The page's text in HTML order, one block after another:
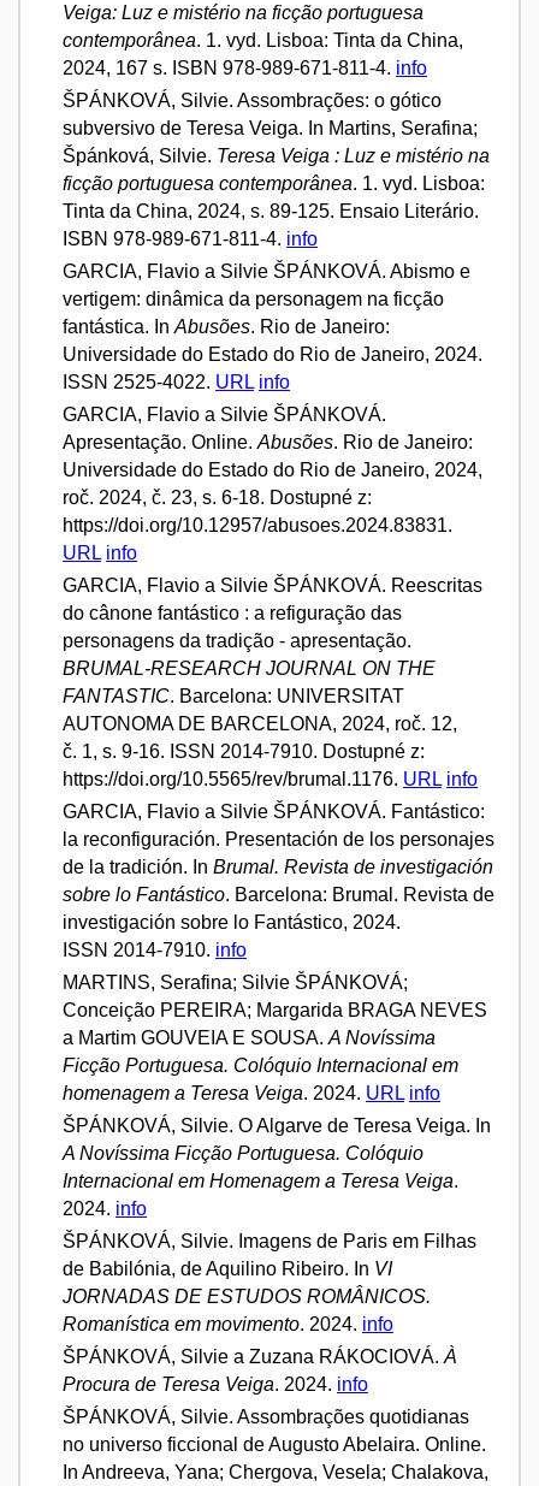
Veiga: Luz e mistério na ficção portuguesa
contemporânea. 1. vyd. Lisboa: Tinta da China,
2024, 167 s. ISBN 978-989-671-811-4. info
ŠPÁNKOVÁ, Silvie. Assombrações: o gótico
subversivo de Teresa Veiga. In Martins, Serafina;
Špánková, Silvie. Teresa Veiga : Luz e mistério na
ficção portuguesa contemporânea. 1. vyd. Lisboa:
Tinta da China, 2024, s. 89-125. Ensaio Literário.
ISBN 978-989-671-811-4. info
GARCIA, Flavio a Silvie ŠPÁNKOVÁ. Abismo e
vertigem: dinâmica da personagem na ficção
fantástica. In Abusões. Rio de Janeiro:
Universidade do Estado do Rio de Janeiro, 2024.
ISSN 2525-4022. URL info
GARCIA, Flavio a Silvie ŠPÁNKOVÁ.
Apresentação. Online. Abusões. Rio de Janeiro:
Universidade do Estado do Rio de Janeiro, 2024,
roč. 2024, č. 23, s. 6-18. Dostupné z:
https://doi.org/10.12957/abusoes.2024.83831.
URL info
GARCIA, Flavio a Silvie ŠPÁNKOVÁ. Reescritas
do cânone fantástico : a refiguração das
personagens da tradição - apresentação.
BRUMAL-RESEARCH JOURNAL ON THE
FANTASTIC. Barcelona: UNIVERSITAT
AUTONOMA DE BARCELONA, 2024, roč. 12,
č. 1, s. 9-16. ISSN 2014-7910. Dostupné z:
https://doi.org/10.5565/rev/brumal.1176. URL info
GARCIA, Flavio a Silvie ŠPÁNKOVÁ. Fantástico:
la reconfiguración. Presentación de los personajes
de la tradición. In Brumal. Revista de investigación
sobre lo Fantástico. Barcelona: Brumal. Revista de
investigación sobre lo Fantástico, 2024.
ISSN 2014-7910. info
MARTINS, Serafina; Silvie ŠPÁNKOVÁ;
Conceição PEREIRA; Margarida BRAGA NEVES
a Martim GOUVEIA E SOUSA. A Novíssima
Ficção Portuguesa. Colóquio Internacional em
homenagem a Teresa Veiga. 2024. URL info
ŠPÁNKOVÁ, Silvie. O Algarve de Teresa Veiga. In
A Novíssima Ficção Portuguesa. Colóquio
Internacional em Homenagem a Teresa Veiga.
2024. info
ŠPÁNKOVÁ, Silvie. Imagens de Paris em Filhas
de Babilónia, de Aquilino Ribeiro. In VI
JORNADAS DE ESTUDOS ROMÂNICOS.
Romanística em movimento. 2024. info
ŠPÁNKOVÁ, Silvie a Zuzana RÁKOCIOVÁ. À
Procura de Teresa Veiga. 2024. info
ŠPÁNKOVÁ, Silvie. Assombrações quotidianas
no universo ficcional de Augusto Abelaira. Online.
In Andreeva, Yana; Chergova, Vesela; Chalakova,